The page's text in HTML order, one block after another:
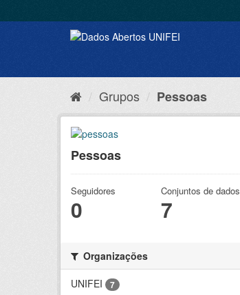
Grupos Pessoas
Pessoas
Seguidores
0
Conjuntos de dados
7
Organizações
UNIFEI
7